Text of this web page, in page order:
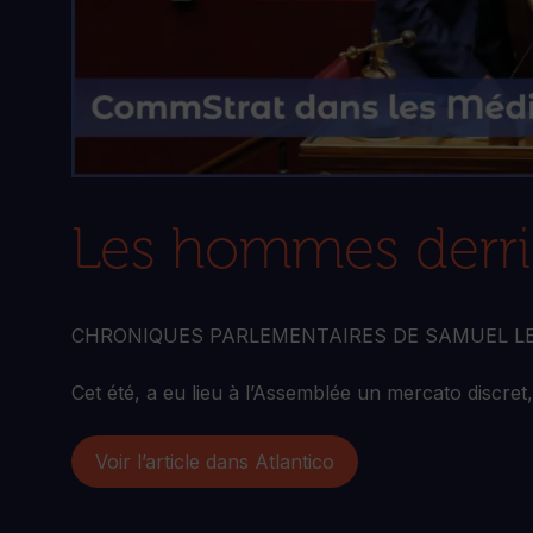
Les hommes
CHRONIQUES PARLEMENTAIRES DE SAMUEL
Cet été, a eu lieu à l’Assemblée un mercato
Voir l’article dans Atlantico